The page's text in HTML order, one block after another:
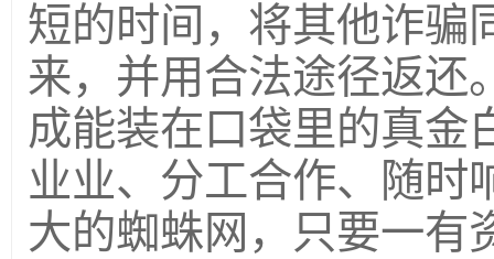
短的时间，将其他诈骗
来，并用合法途径返还
成能装在口袋里的真金
业业、分工合作、随时
大的蜘蛛网，只要一有